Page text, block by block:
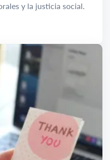
y la justicia social.